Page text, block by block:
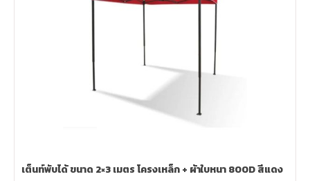
เต็นท์พับได้ ขนาด 2×3 เมตร โครงเหล็ก + ผ้าใบหนา 800D สีแดง